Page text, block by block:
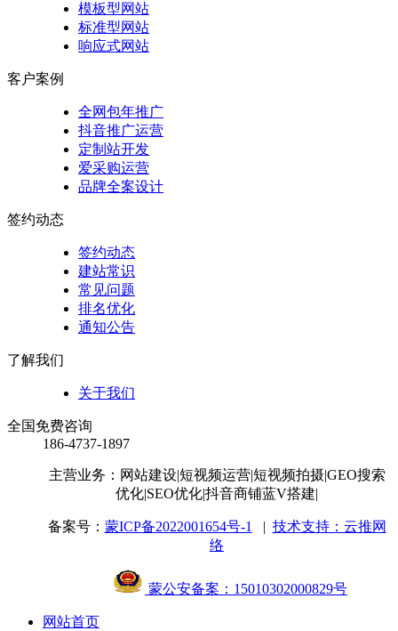
模板型网站
标准型网站
响应式网站
客户案例
全网包年推广
抖音推广运营
定制站开发
爱采购运营
品牌全案设计
签约动态
签约动态
建站常识
常见问题
排名优化
通知公告
了解我们
关于我们
全国免费咨询
186-4737-1897
主营业务：网站建设|短视频运营|短视频拍摄|GEO搜索
优化|SEO优化|抖音商铺蓝V搭建|
备案号： 蒙ICP备2022001654号-1 | 技术支持：云推网
络
蒙公安备案：15010302000829号
网站首页